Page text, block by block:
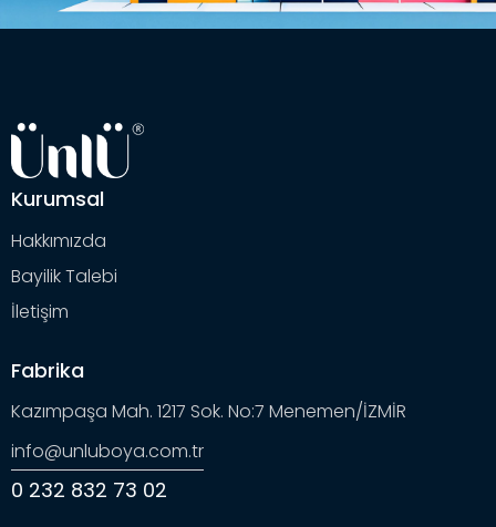
Kurumsal
Hakkımızda
Bayilik Talebi
İletişim
Fabrika
Kazımpaşa Mah. 1217 Sok. No:7 Menemen/İZMİR
info@unluboya.com.tr
0 232 832 73 02